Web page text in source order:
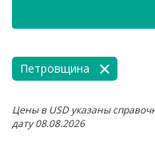
Петровщина
Цены в USD указаны
дату 08.08.2026